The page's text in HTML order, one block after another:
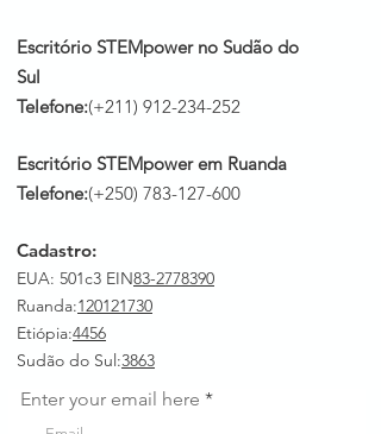
Escritório STEMpower no Sudão do
Sul
Telefone:(+211) 912-234-252
Escritório STEMpower em Ruanda
Telefone:(+250) 783-127-600
Cadastro:
EUA: 501c3 EIN83-2778390
Ruanda:120121730
Etiópia:4456
Sudão do Sul:3863
Enter your email here